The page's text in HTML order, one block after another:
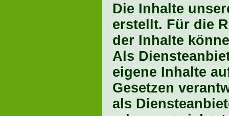
Die Inhalte
erstellt. Für die
der Inhalte
Als
eigene Inhalte
Gesetzen
als